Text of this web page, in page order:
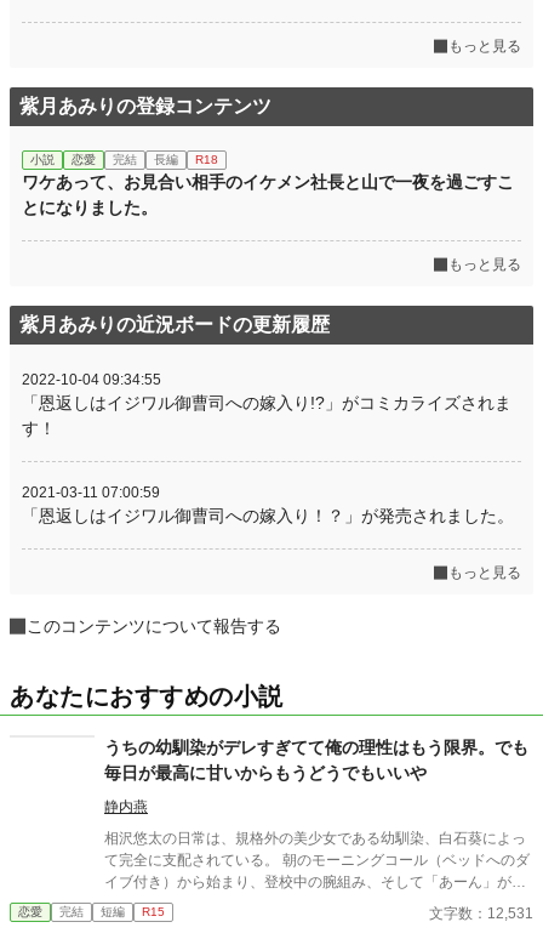
もっと見る
紫月あみりの登録コンテンツ
小説 恋愛 完結 長編 R18
ワケあって、お見合い相手のイケメン社長と山で一夜を過ごすこ
とになりました。
もっと見る
紫月あみりの近況ボードの更新履歴
2022-10-04 09:34:55
「恩返しはイジワル御曹司への嫁入り!?」がコミカライズされま
す！
2021-03-11 07:00:59
「恩返しはイジワル御曹司への嫁入り！？」が発売されました。
もっと見る
このコンテンツについて報告する
あなたにおすすめの小説
うちの幼馴染がデレすぎてて俺の理性はもう限界。でも
毎日が最高に甘いからもうどうでもいいや
静内燕
相沢悠太の日常は、規格外の美少女である幼馴染、白石葵によっ
て完全に支配されている。 朝のモーニングコール（ベッドへのダ
イブ付き）から始まり、登校中の腕組み、そして「あーん」が義
務付けられた手作り弁当。誰もが羨むラブラブっぷりだが、悠太
はこれを「家族愛」だと頑なに誤解（無視）している。 「ゆーた
恋愛 完結 短編 R15 文字数：12,531